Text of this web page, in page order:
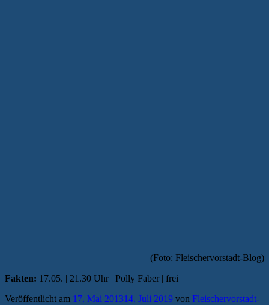
(Foto: Fleischervorstadt-Blog)
Fakten: 17.05. | 21.30 Uhr | Polly Faber | frei
Veröffentlicht am 17. Mai 201314. Juli 2019 von Fleischervorstadt-